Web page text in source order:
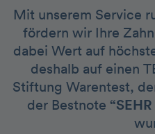
Mit unserem Service
fördern wir Ihre
dabei Wert auf
deshalb auf einen
Stiftung Warentest,
der Bestnote